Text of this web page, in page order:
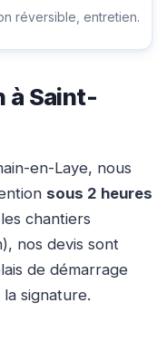
réversible, entretien.
à Saint-
en-Laye, nous
sous 2 heures
chantiers
nos devis sont
de démarrage
signature.